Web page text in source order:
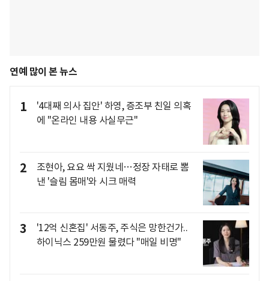
연예 많이 본 뉴스
1
'4대째 의사 집안' 하영, 증조부 친일 의혹
에 "온라인 내용 사실무근"
2
조현아, 요요 싹 지웠네…정장 자태로 뽐
낸 '슬림 몸매'와 시크 매력
3
'12억 신혼집' 서동주, 주식은 망한건가..
하이닉스 259만원 물렸다 "매일 비명"